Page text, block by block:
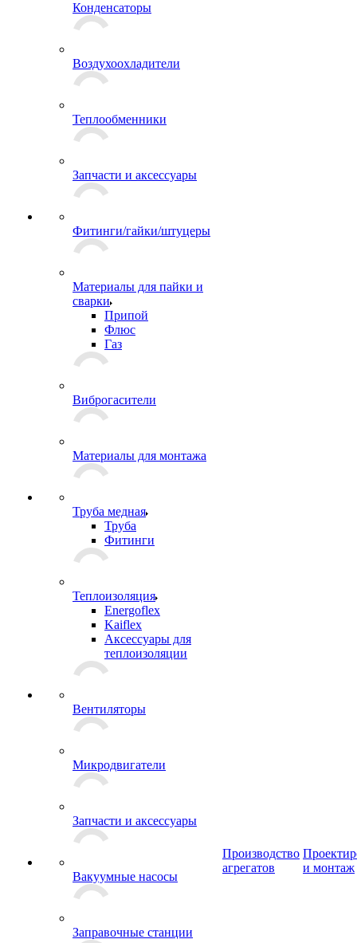
Конденсаторы
Воздухоохладители
Теплообменники
Запчасти и аксессуары
Фитинги/гайки/штуцеры
Материалы для пайки и
сварки
Припой
Флюс
Газ
Виброгасители
Материалы для монтажа
Труба медная
Труба
Фитинги
Теплоизоляция
Energoflex
Kaiflex
Аксессуары для
теплоизоляции
Вентиляторы
Микродвигатели
Запчасти и аксессуары
Вакуумные насосы
Заправочные станции
Производство
агрегатов
и монтаж